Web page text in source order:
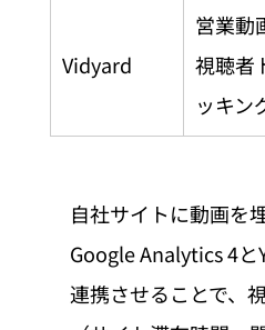
Vidyard
営業動
視聴者
ッキン
自社サイトに動画を
Google Analytics 4
連携させることで、